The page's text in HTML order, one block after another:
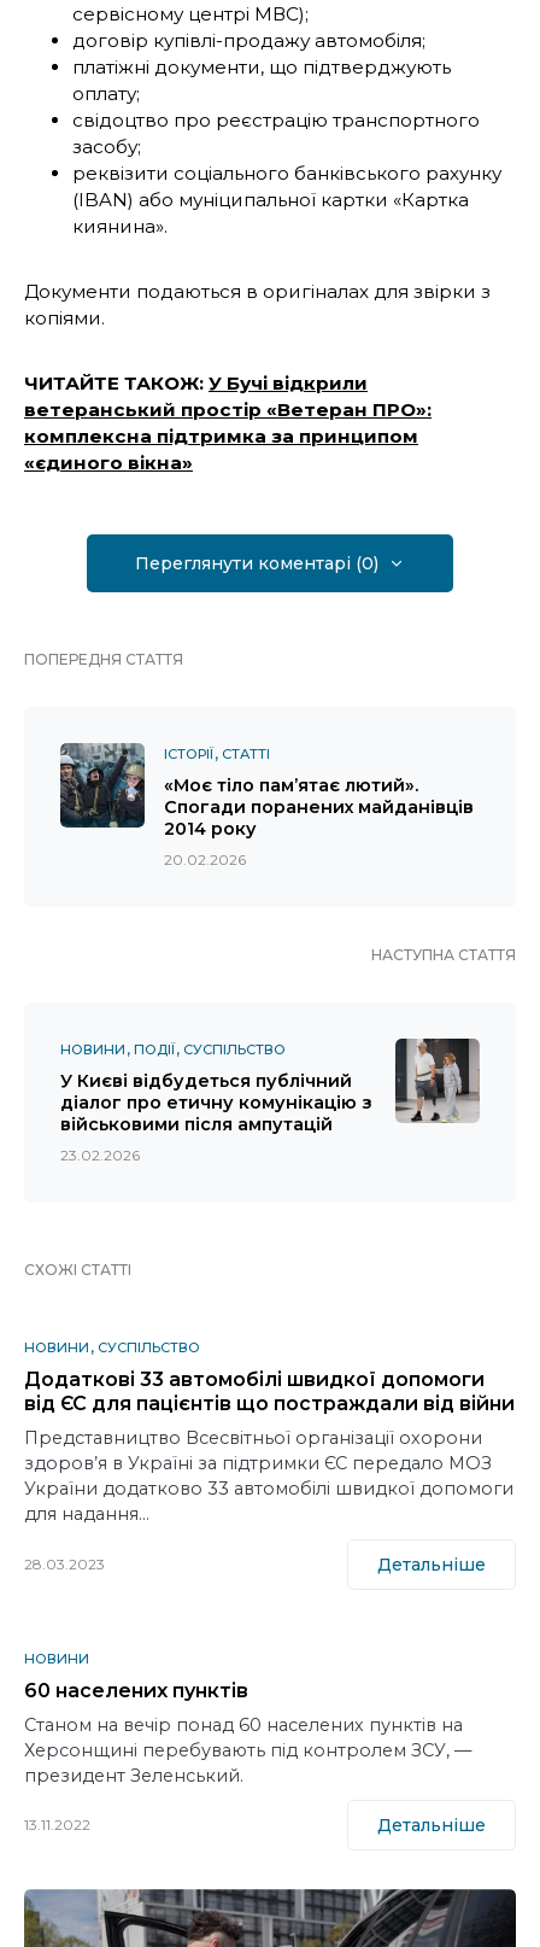
сервісному центрі МВС);
договір купівлі-продажу автомобіля;
платіжні документи, що підтверджують
оплату;
свідоцтво про реєстрацію транспортного
засобу;
реквізити соціального банківського рахунку
(IBAN) або муніципальної картки «Картка
киянина».
Документи подаються в оригіналах для звірки з
копіями.
ЧИТАЙТЕ ТАКОЖ: У Бучі відкрили
ветеранський простір «Ветеран ПРО»:
комплексна підтримка за принципом
«єдиного вікна»
Переглянути коментарі (0)
ПОПЕРЕДНЯ СТАТТЯ
ІСТОРІЇ СТАТТІ
«Моє тіло пам’ятає лютий».
Спогади поранених майданівців
2014 року
20.02.2026
НАСТУПНА СТАТТЯ
НОВИНИ ПОДІЇ СУСПІЛЬСТВО
У Києві відбудеться публічний
діалог про етичну комунікацію з
військовими після ампутацій
23.02.2026
СХОЖІ СТАТТІ
НОВИНИ СУСПІЛЬСТВО
Додаткові 33 автомобілі швидкої допомоги
від ЄС для пацієнтів що постраждали від війни
Представництво Всесвітньої організації охорони
здоров’я в Україні за підтримки ЄС передало МОЗ
України додатково 33 автомобілі швидкої допомоги
для надання…
28.03.2023 Детальніше
НОВИНИ
60 населених пунктів
Станом на вечір понад 60 населених пунктів на
Херсонщині перебувають під контролем ЗСУ, —
президент Зеленський.
13.11.2022 Детальніше